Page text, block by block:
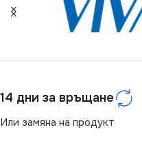
14 дни за връщане
Или замяна на продукт